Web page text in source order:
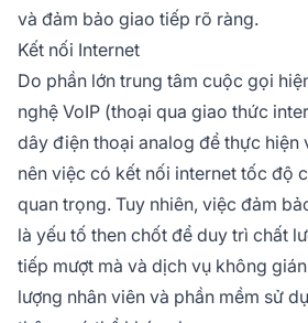
và đảm bảo giao tiếp rõ ràng.
Kết nối Internet
Do phần lớn trung tâm cuộc gọi
nghệ VoIP (thoại qua giao thức
dây điện thoại analog để thực hiện
nên việc có kết nối internet tốc độ
quan trọng. Tuy nhiên, việc đảm
là yếu tố then chốt để duy trì chất
tiếp mượt mà và dịch vụ không
lượng nhân viên và phần mềm sử